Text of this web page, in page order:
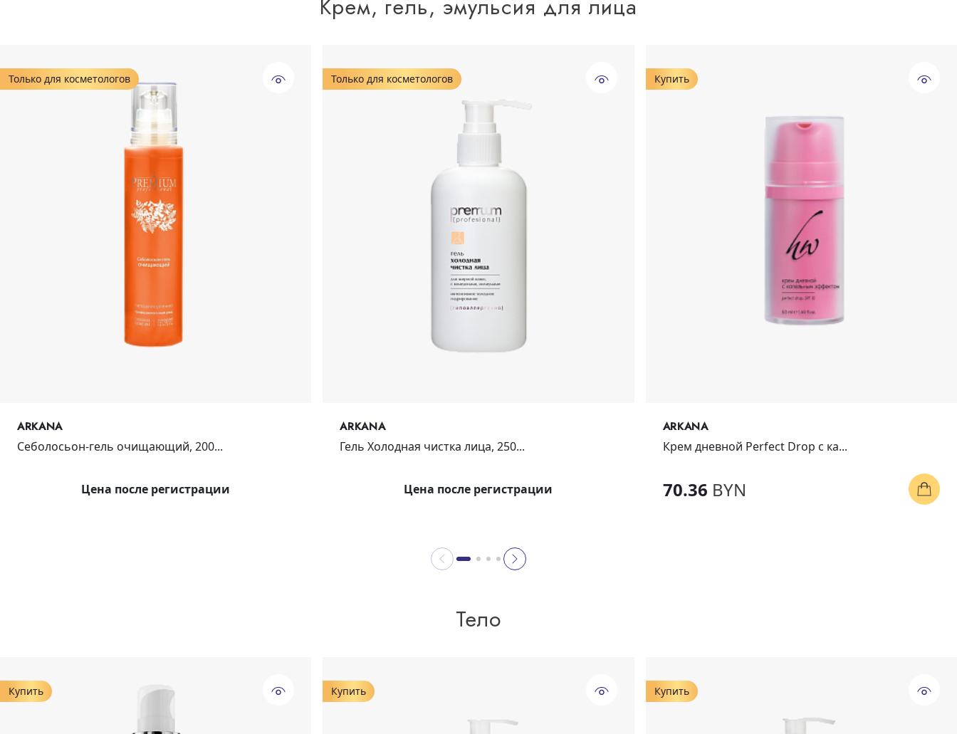
Крем, гель, эмульсия для лица
Только для косметологов
ARKANA
Себолосьон-гель очищающий, 200...
Цена после регистрации
Только для косметологов
ARKANA
Гель Холодная чистка лица, 250...
Цена после регистрации
Купить
ARKANA
Крем дневной Perfect Drop с ка...
70.36 BYN
Тело
Купить Купить Купить